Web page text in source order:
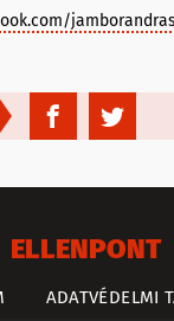
ELLENPONT
ADATVÉDELMI